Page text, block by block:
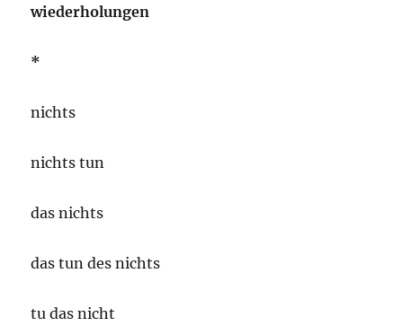
wiederholungen
*
nichts
nichts tun
das nichts
das tun des nichts
tu das nicht